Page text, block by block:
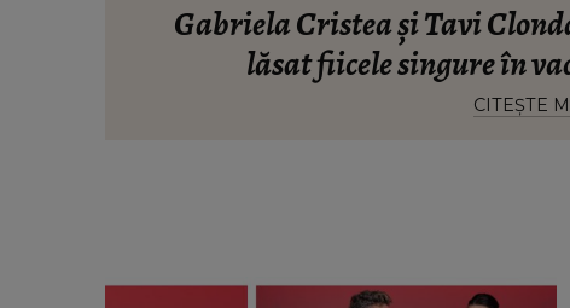
Gabriela Cristea și Tavi
lăsat fiicele singure în
CITEȘTE